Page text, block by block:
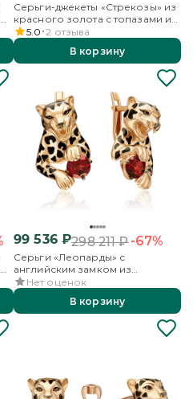
Серьги-джекеты «Стрекозы» из
красного золота с топазами и
эмалью
5.0 2 отзыва
В корзину
99 536₽298 211₽-67%
Серьги «Леопарды» с
английским замком из
красного золота с гранатом и
эмалью
Нет оценок
В корзину